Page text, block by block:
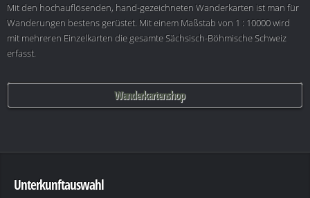
Mit den hochauflösenden, hand-gezeichneten Wanderkarten ist man für
Wanderungen bestens gerüstet. Mit einem Maßstab von 1 : 10000 wird
mit mehreren Einzelkarten die gesamte Sächsisch-Böhmische Schweiz
erfasst.
Wanderkartenshop
Unterkunftauswahl